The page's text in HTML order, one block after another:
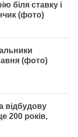
біля ставку і
(фото)
(фото)
відбудову
200 років,